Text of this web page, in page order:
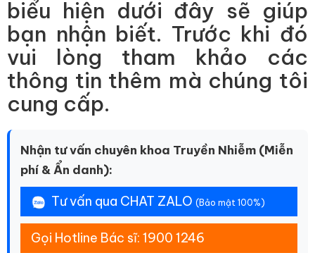
biểu hiện dưới đây sẽ giúp
bạn nhận biết. Trước khi đó
vui lòng tham khảo các
thông tin thêm mà chúng tôi
cung cấp.
Nhận tư vấn chuyên khoa Truyền Nhiễm (Miễn
phí & Ẩn danh):
Tư vấn qua CHAT ZALO (Bảo mật 100%)
Gọi Hotline Bác sĩ: 1900 1246